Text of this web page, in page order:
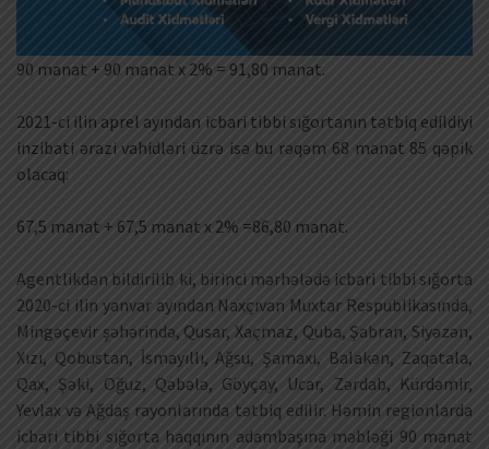
90 manat + 90 manat x 2% = 91,80 manat.
2021-ci ilin aprel ayından icbari tibbi sığortanın tətbiq edildiyi
inzibati ərazi vahidləri üzrə isə bu rəqəm 68 manat 85 qəpik
olacaq:
67,5 manat + 67,5 manat x 2% =86,80 manat.
Agentlikdən bildirilib ki, birinci mərhələdə icbari tibbi sığorta
2020-ci ilin yanvar ayından Naxçıvan Muxtar Respublikasında,
Mingəçevir şəhərində, Qusar, Xaçmaz, Quba, Şabran, Siyəzən,
Xızı, Qobustan, İsmayıllı, Ağsu, Şamaxı, Balakən, Zaqatala,
Qax, Şəki, Oğuz, Qəbələ, Göyçay, Ucar, Zərdab, Kürdəmir,
Yevlax və Ağdaş rayonlarında tətbiq edilir. Həmin regionlarda
icbari tibbi sığorta haqqının adambaşına məbləği 90 manat